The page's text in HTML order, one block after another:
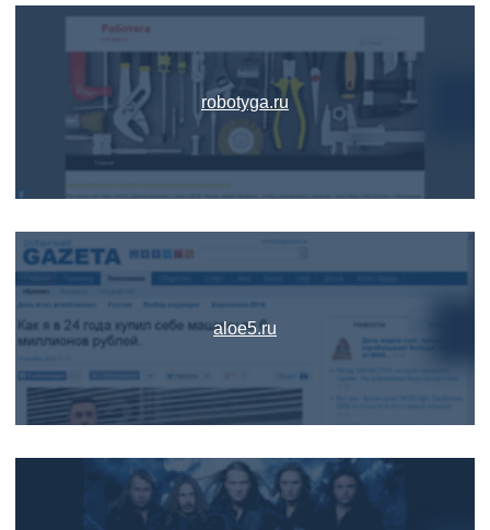
robotyga.ru
aloe5.ru